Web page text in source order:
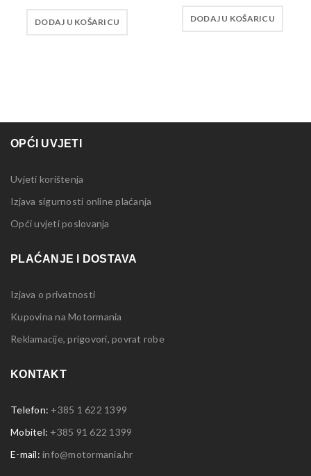
DODAJ U KOŠARICU DODAJ U KOŠARICU
OPĆI UVJETI
Uvjeti korištenja
Izjava sigurnosti online plaćanja
Opći uvjeti poslovanja
PLAĆANJE I DOSTAVA
Izjava o privatnosti
Kupovina na Motormania
Reklamacije, prigovori, povrat robe
KONTAKT
Telefon: +385 1 622 1399
Mobitel: +385 91 622 1399
E-mail: info@motormania.hr